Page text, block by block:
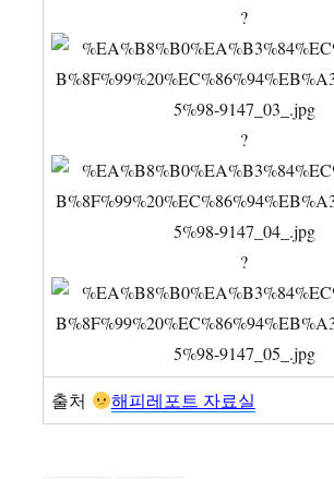
?
?
?
출처 해피레포트 자료실